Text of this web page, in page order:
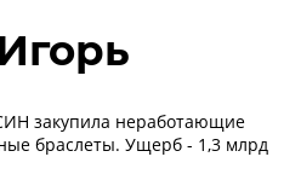
закупила неработающие
браслеты. Ущерб - 1,3 млрд